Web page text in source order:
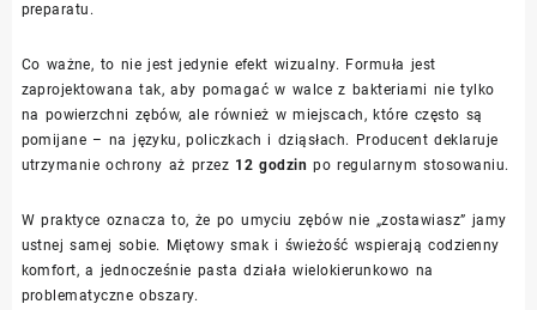
preparatu.
Co ważne, to nie jest jedynie efekt wizualny. Formuła jest
zaprojektowana tak, aby pomagać w walce z bakteriami nie tylko
na powierzchni zębów, ale również w miejscach, które często są
pomijane – na języku, policzkach i dziąsłach. Producent deklaruje
utrzymanie ochrony aż przez 12 godzin po regularnym stosowaniu.
W praktyce oznacza to, że po umyciu zębów nie „zostawiasz” jamy
ustnej samej sobie. Miętowy smak i świeżość wspierają codzienny
komfort, a jednocześnie pasta działa wielokierunkowo na
problematyczne obszary.